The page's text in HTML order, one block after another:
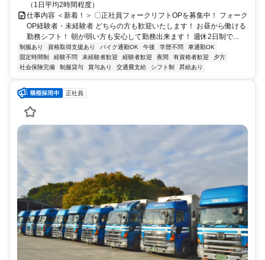
（1日平均2時間程度）
仕事内容 ＜新着！＞ 〇正社員フォークリフトOPを募集中！ フォーク
OP経験者・未経験者 どちらの方も歓迎いたします！ お昼から働ける
勤務シフト！ 朝が弱い方も安心して勤務出来ます！ 週休2日制で...
制服あり 資格取得支援あり バイク通勤OK 午後 学歴不問
車通勤OK
固定時間制
経験不問 未経験者歓迎 経験者歓迎 夜間 有資格者歓迎
夕方
社会保険完備
制服貸与 賞与あり 交通費支給 シフト制 昇給あり
正社員